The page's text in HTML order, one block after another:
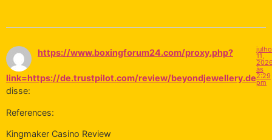
https://www.boxingforum24.com/proxy.php?
link=https://de.trustpilot.com/review/beyondjewellery.de
disse:
julho
11,
às
2:29
pm
References:
Kingmaker Casino Review